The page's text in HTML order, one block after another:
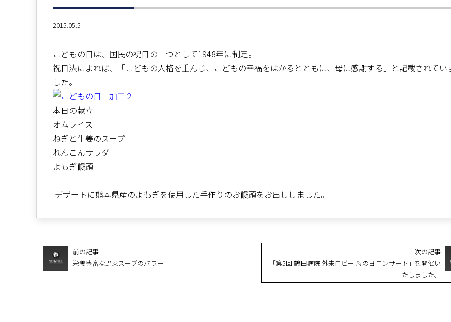
2015.05.5
こどもの日は、国民の祝日の一つとして1948年に制定。
祝日法によれば、「こどもの人格を重んじ、こどもの幸福をはかるとともに、母に感謝する」と記載されてい
した。
本日の献立
オムライス
ねぎと生姜のスープ
れんこんサラダ
よもぎ饅頭
デザートに熊本県産のよもぎを使用した手作りのお饅頭をお出ししました。
前の記事
栄養豊富な野菜スープのパワー
次の記事
「第5回 鶴田病院 外来ロビー 母の日コンサート」を開催い
たしました。